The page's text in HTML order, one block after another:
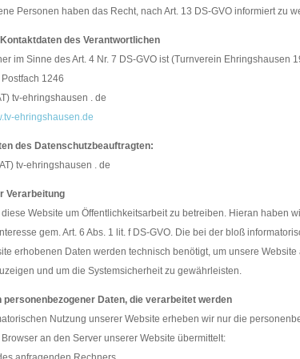
Personen haben das Recht, nach Art. 13 DS-GVO informiert zu
des Verantwortlichen
im Sinne des Art. 4 Nr. 7 DS-GVO ist (Turnverein Ehringshausen
1246
tv-ehringshausen . de
ehringshausen.de
des Datenschutzbeauftragten:
tv-ehringshausen . de
Verarbeitung
Website um Öffentlichkeitsarbeit zu betreiben. Hieran haben
gem. Art. 6 Abs. 1 lit. f DS-GVO. Die bei der bloß
erhobenen Daten werden technisch benötigt, um unsere Website
und um die Systemsicherheit zu gewährleisten.
personenbezogener Daten, die verarbeitet werden
Nutzung unserer Website erheben wir nur die
an den Server unserer Website übermittelt: